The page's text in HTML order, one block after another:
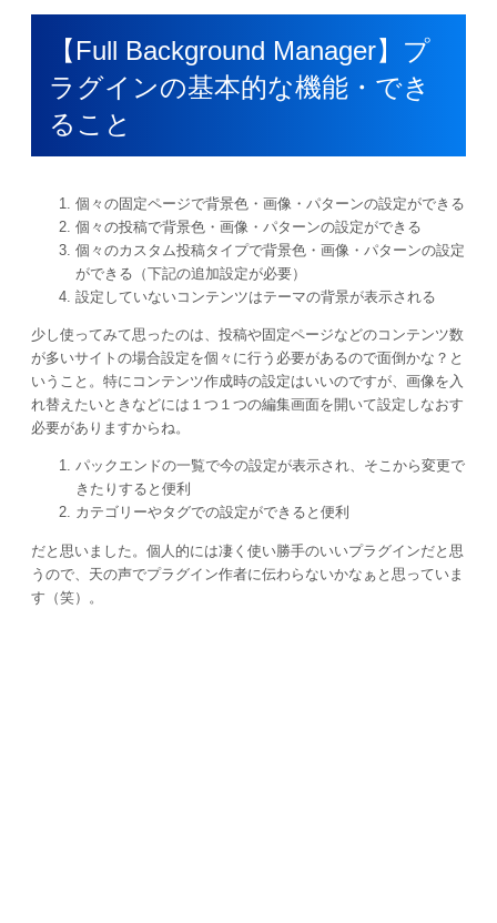
【Full Background Manager】プ
ラグインの基本的な機能・でき
ること
個々の固定ページで背景色・画像・パターンの設定ができる
個々の投稿で背景色・画像・パターンの設定ができる
個々のカスタム投稿タイプで背景色・画像・パターンの設定
ができる（下記の追加設定が必要）
設定していないコンテンツはテーマの背景が表示される
少し使ってみて思ったのは、投稿や固定ページなどのコンテンツ数
が多いサイトの場合設定を個々に行う必要があるので面倒かな？と
いうこと。特にコンテンツ作成時の設定はいいのですが、画像を入
れ替えたいときなどには１つ１つの編集画面を開いて設定しなおす
必要がありますからね。
パックエンドの一覧で今の設定が表示され、そこから変更で
きたりすると便利
カテゴリーやタグでの設定ができると便利
だと思いました。個人的には凄く使い勝手のいいプラグインだと思
うので、天の声でプラグイン作者に伝わらないかなぁと思っていま
す（笑）。